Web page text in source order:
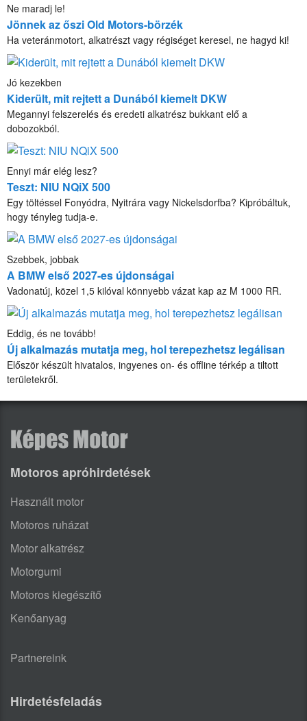
Ne maradj le!
Jönnek az őszi Old Motors-börzék
Ha veteránmotort, alkatrészt vagy régiséget keresel, ne hagyd ki!
Jó kezekben
Kiderült, mit rejtett a Dunából kiemelt DKW
Megannyi felszerelés és eredeti alkatrész bukkant elő a
dobozokból.
Ennyi már elég lesz?
Teszt: NIU NQiX 500
Egy töltéssel Fonyódra, Nyitrára vagy Nickelsdorfba? Kipróbáltuk,
hogy tényleg tudja-e.
Szebbek, jobbak
A BMW első 2027-es újdonságai
Vadonatúj, közel 1,5 kilóval könnyebb vázat kap az M 1000 RR.
Eddig, és ne tovább!
Új alkalmazás mutatja meg, hol terepezhetsz legálisan
Először készült hivatalos, ingyenes on- és offline térkép a tiltott
területekről.
Motoros apróhirdetések
Használt motor
Motoros ruházat
Motor alkatrész
Motorgumi
Motoros kiegészítő
Kenőanyag
Partnereink
Hirdetésfeladás